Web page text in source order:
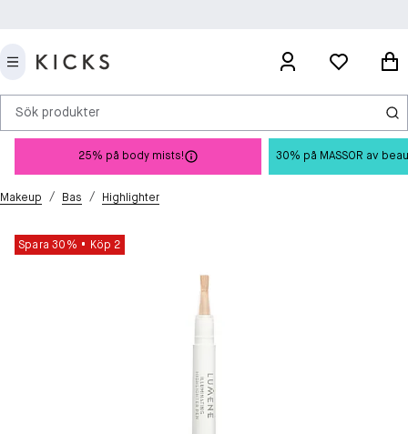
Sök produkter
25% på body mists! 30% på MASSOR av
Makeup / Bas / Highlighter
Spara 30% Köp 2